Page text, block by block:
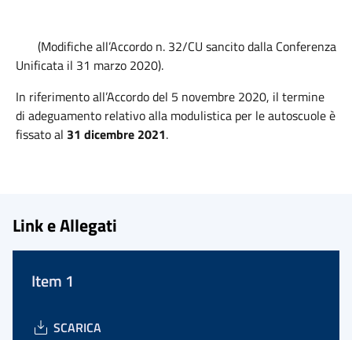
(Modifiche all’Accordo n. 32/CU sancito dalla Conferenza
Unificata il 31 marzo 2020).
In riferimento all’Accordo del 5 novembre 2020, il termine
di adeguamento relativo alla modulistica per le autoscuole è
fissato al 31 dicembre 2021.
Link e Allegati
Item 1
SCARICA